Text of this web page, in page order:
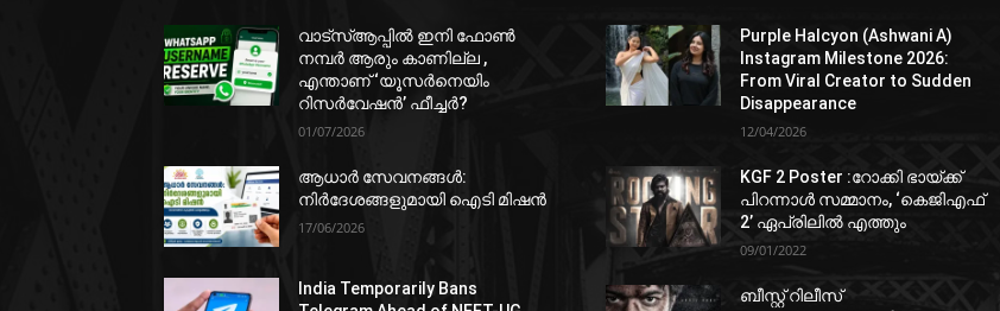
വാട്‌സ്ആപ്പിൽ ഇനി ഫോൺ
നമ്പർ ആരും കാണില്ല ,
എന്താണ് ‘യൂസർനെയിം
റിസർവേഷൻ’ ഫീച്ചർ?
01/07/2026
ആധാർ സേവനങ്ങൾ:
നിർദേശങ്ങളുമായി ഐടി മിഷൻ
17/06/2026
India Temporarily Bans
Purple Halcyon (Ashwani A)
Instagram Milestone 2026:
From Viral Creator to Sudden
Disappearance
12/04/2026
KGF 2 Poster :റോക്കി ഭായ്ക്ക്
പിറന്നാൾ സമ്മാനം, ‘കെജിഎഫ്
2’ ഏപ്രിലിൽ എത്തും
09/01/2022
ബീസ്റ്റ് റിലീസ്